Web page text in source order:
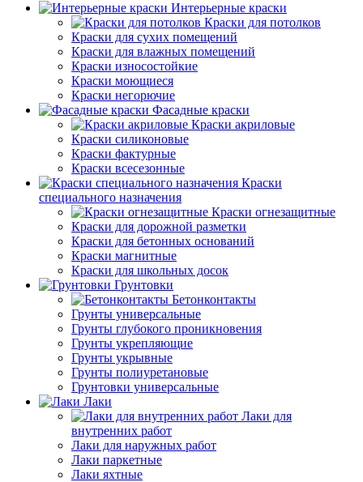
Интерьерные краски
Краски для потолков
Краски для сухих помещений
Краски для влажных помещений
Краски износостойкие
Краски моющиеся
Краски негорючие
Фасадные краски
Краски акриловые
Краски силиконовые
Краски фактурные
Краски всесезонные
Краски
специального назначения
Краски огнезащитные
Краски для дорожной разметки
Краски для бетонных оснований
Краски магнитные
Краски для школьных досок
Грунтовки
Бетонконтакты
Грунты универсальные
Грунты глубокого проникновения
Грунты укрепляющие
Грунты укрывные
Грунты полиуретановые
Грунтовки универсальные
Лаки
Лаки для
внутренних работ
Лаки для наружных работ
Лаки паркетные
Лаки яхтные